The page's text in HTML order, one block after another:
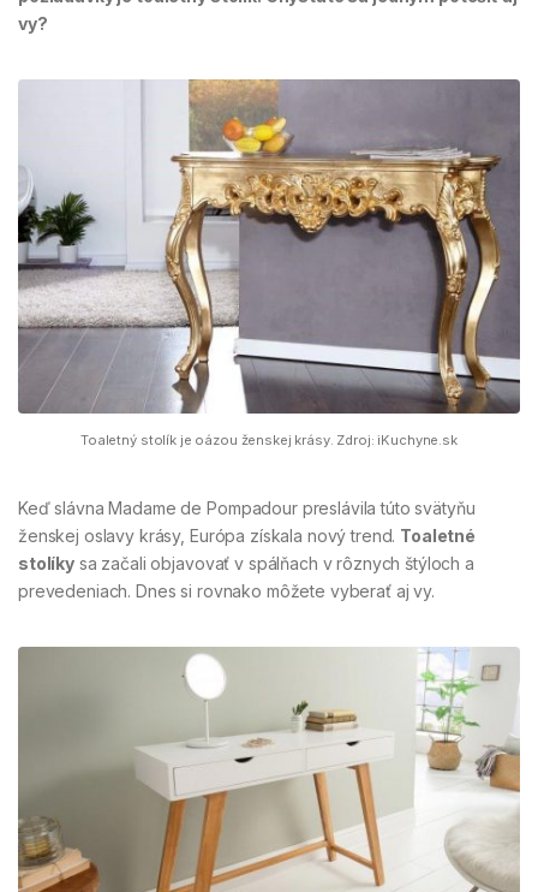
vy?
Toaletný stolík je oázou ženskej krásy. Zdroj: iKuchyne.sk
Keď slávna Madame de Pompadour preslávila túto svätyňu
ženskej oslavy krásy, Európa získala nový trend. Toaletné
stolíky sa začali objavovať v spálňach v rôznych štýloch a
prevedeniach. Dnes si rovnako môžete vyberať aj vy.